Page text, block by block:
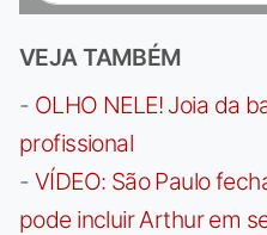
VEJA TAMBÉM
- OLHO NELE! Joia da
profissional
- VÍDEO: São Paulo
pode incluir Arthur em